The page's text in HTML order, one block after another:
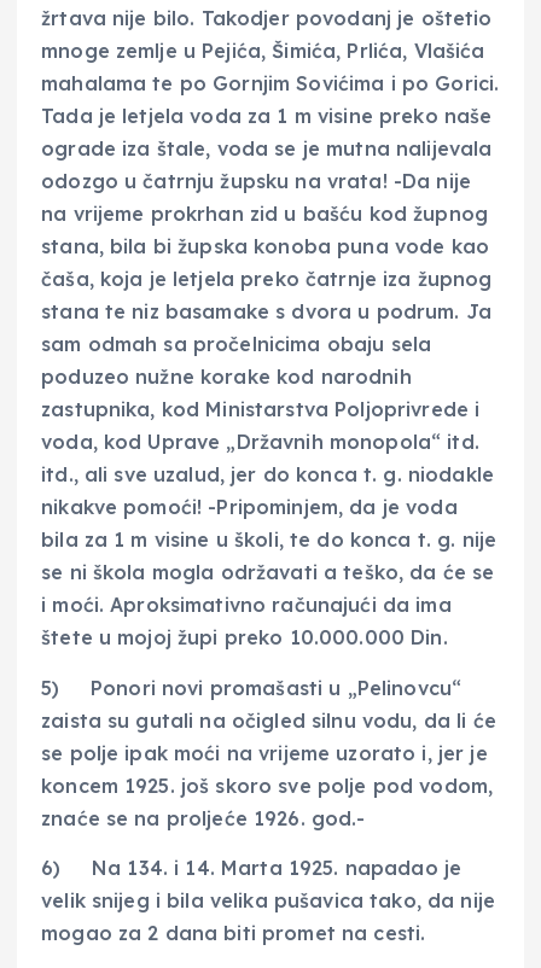
žrtava nije bilo. Takodjer povodanj je oštetio
mnoge zemlje u Pejića, Šimića, Prlića, Vlašića
mahalama te po Gornjim Sovićima i po Gorici.
Tada je letjela voda za 1 m visine preko naše
ograde iza štale, voda se je mutna nalijevala
odozgo u čatrnju župsku na vrata! -Da nije
na vrijeme prokrhan zid u bašću kod župnog
stana, bila bi župska konoba puna vode kao
čaša, koja je letjela preko čatrnje iza župnog
stana te niz basamake s dvora u podrum. Ja
sam odmah sa pročelnicima obaju sela
poduzeo nužne korake kod narodnih
zastupnika, kod Ministarstva Poljoprivrede i
voda, kod Uprave „Državnih monopola“ itd.
itd., ali sve uzalud, jer do konca t. g. niodakle
nikakve pomoći! -Pripominjem, da je voda
bila za 1 m visine u školi, te do konca t. g. nije
se ni škola mogla održavati a teško, da će se
i moći. Aproksimativno računajući da ima
štete u mojoj župi preko 10.000.000 Din.
5) Ponori novi promašasti u „Pelinovcu“
zaista su gutali na očigled silnu vodu, da li će
se polje ipak moći na vrijeme uzorato i, jer je
koncem 1925. još skoro sve polje pod vodom,
znaće se na proljeće 1926. god.-
6) Na 134. i 14. Marta 1925. napadao je
velik snijeg i bila velika pušavica tako, da nije
mogao za 2 dana biti promet na cesti.